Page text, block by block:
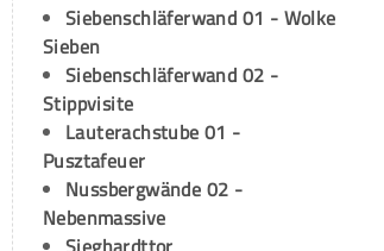
Siebenschläferwand 01 - Wolke
Sieben
Siebenschläferwand 02 -
Stippvisite
Lauterachstube 01 -
Pusztafeuer
Nussbergwände 02 -
Nebenmassive